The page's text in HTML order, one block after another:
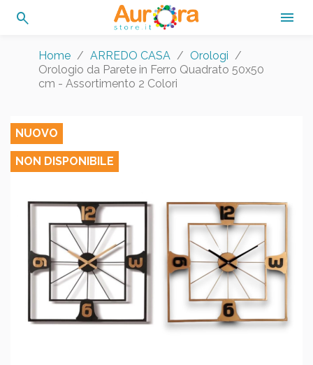
search 
Home ARREDO CASA
Orologi
Orologio da Parete in Ferro Quadrato 50x50
cm - Assortimento 2 Colori
NUOVO
NON DISPONIBILE